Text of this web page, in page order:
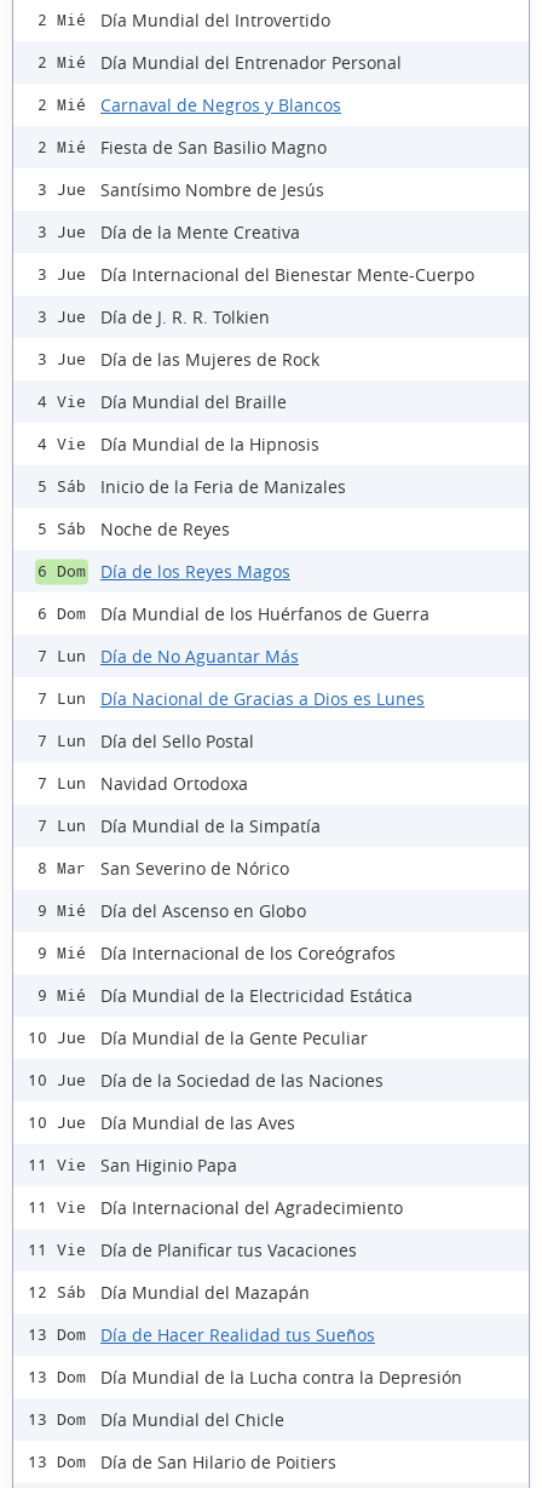
2 Mié Día Mundial del Introvertido
2 Mié Día Mundial del Entrenador Personal
2 Mié Carnaval de Negros y Blancos
2 Mié Fiesta de San Basilio Magno
3 Jue Santísimo Nombre de Jesús
3 Jue Día de la Mente Creativa
3 Jue Día Internacional del Bienestar Mente-Cuerpo
3 Jue Día de J. R. R. Tolkien
3 Jue Día de las Mujeres de Rock
4 Vie Día Mundial del Braille
4 Vie Día Mundial de la Hipnosis
5 Sáb Inicio de la Feria de Manizales
5 Sáb Noche de Reyes
6 Dom Día de los Reyes Magos
6 Dom Día Mundial de los Huérfanos de Guerra
7 Lun Día de No Aguantar Más
7 Lun Día Nacional de Gracias a Dios es Lunes
7 Lun Día del Sello Postal
7 Lun Navidad Ortodoxa
7 Lun Día Mundial de la Simpatía
8 Mar San Severino de Nórico
9 Mié Día del Ascenso en Globo
9 Mié Día Internacional de los Coreógrafos
9 Mié Día Mundial de la Electricidad Estática
10 Jue Día Mundial de la Gente Peculiar
10 Jue Día de la Sociedad de las Naciones
10 Jue Día Mundial de las Aves
11 Vie San Higinio Papa
11 Vie Día Internacional del Agradecimiento
11 Vie Día de Planificar tus Vacaciones
12 Sáb Día Mundial del Mazapán
13 Dom Día de Hacer Realidad tus Sueños
13 Dom Día Mundial de la Lucha contra la Depresión
13 Dom Día Mundial del Chicle
13 Dom Día de San Hilario de Poitiers